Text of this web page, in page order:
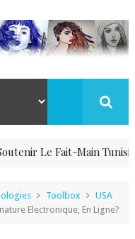
Fait-Main Tunisien Là
Toolbox
USA
Electronique, En Ligne?